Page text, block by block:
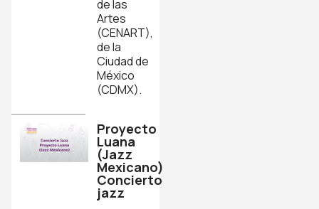
de las
Artes
(CENART),
de la
Ciudad de
México
(CDMX).
Proyecto
Luana
(Jazz
Mexicano)
Concierto
jazz